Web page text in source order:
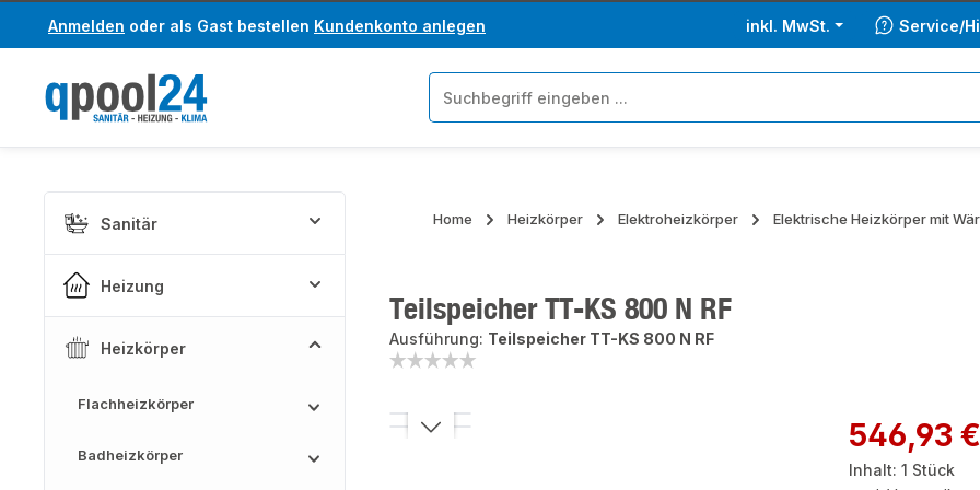
Hauptinhalt springen
Zur Suche springen
Anmelden oder als Gast bestellen Kundenkonto anlegen inkl. MwSt. Service/
Sanitär
Heizung
Heizkörper
Flachheizkörper
Badheizkörper
Home Heizkörper Elektroheizkörper Elektrische Heizkörper mit
Teilspeicher TT-KS 800 N RF
Ausführung: Teilspeicher TT-KS 800 N RF
Bildergalerie überspringen Regulärer Preis:
546,93 €
Inhalt: 1 Stück